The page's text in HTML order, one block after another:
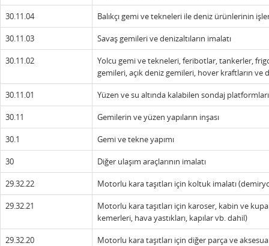
30.11.04 Balıkçı gemi ve tekneleri ile deniz ürünlerinin
30.11.03 Savaş gemileri ve denizaltıların imalatı
30.11.02
Yolcu gemi ve tekneleri, feribotlar, tankerler,
gemileri, açık deniz gemileri, hover kraftların ve
30.11.01 Yüzen ve su altında kalabilen sondaj
30.11 Gemilerin ve yüzen yapıların inşası
30.1 Gemi ve tekne yapımı
30 Diğer ulaşım araçlarının imalatı
29.32.22 Motorlu kara taşıtları için koltuk imalatı
29.32.21
Motorlu kara taşıtları için karoser, kabin ve
kemerleri, hava yastıkları, kapılar vb. dahil)
29.32.20
Motorlu kara taşıtları için diğer parça ve